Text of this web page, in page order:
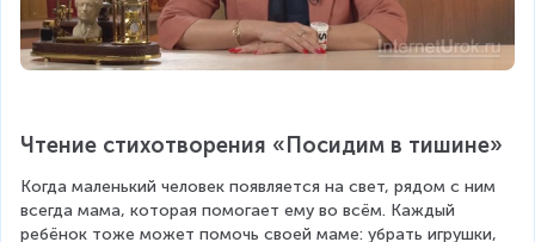
Чтение стихотворения «Посидим в тишине»
Когда маленький человек появляется на свет, рядом с ним
всегда мама, которая помогает ему во всём. Каждый
ребёнок тоже может помочь своей маме: убрать игрушки,